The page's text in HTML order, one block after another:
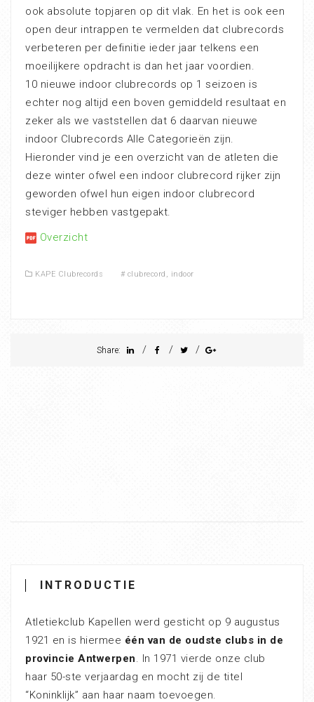
ook absolute topjaren op dit vlak. En het is ook een
open deur intrappen te vermelden dat clubrecords
verbeteren per definitie ieder jaar telkens een
moeilijkere opdracht is dan het jaar voordien.
10 nieuwe indoor clubrecords op 1 seizoen is
echter nog altijd een boven gemiddeld resultaat en
zeker als we vaststellen dat 6 daarvan nieuwe
indoor Clubrecords Alle Categorieën zijn.
Hieronder vind je een overzicht van de atleten die
deze winter ofwel een indoor clubrecord rijker zijn
geworden ofwel hun eigen indoor clubrecord
steviger hebben vastgepakt.
Overzicht
KAPE Clubrecords # clubrecord , indoor
Share: / / /
INTRODUCTIE
Atletiekclub Kapellen werd gesticht op 9 augustus
1921 en is hiermee één van de oudste clubs in de
provincie Antwerpen. In 1971 vierde onze club
haar 50-ste verjaardag en mocht zij de titel
“Koninklijk” aan haar naam toevoegen.